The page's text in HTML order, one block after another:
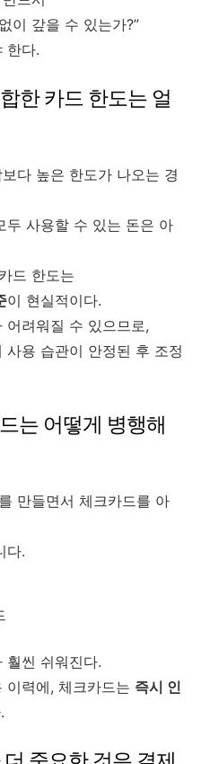
이 갚을 수 있는가?”
한다.
한 카드 한도는 얼
다 높은 한도가 나오는 경
두 사용할 수 있는 돈은 아
드 한도는
이 현실적이다.
어려워질 수 있으므로,
용 습관이 안정된 후 조정
는 어떻게 병행해
만들면서 체크카드를 아
다.
훨씬 쉬워진다.
이력에, 체크카드는 즉시 인